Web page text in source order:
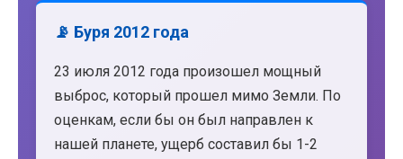
📡 Буря 2012 года
23 июля 2012 года произошел мощный
выброс, который прошел мимо Земли. По
оценкам, если бы он был направлен к
нашей планете, ущерб составил бы 1-2